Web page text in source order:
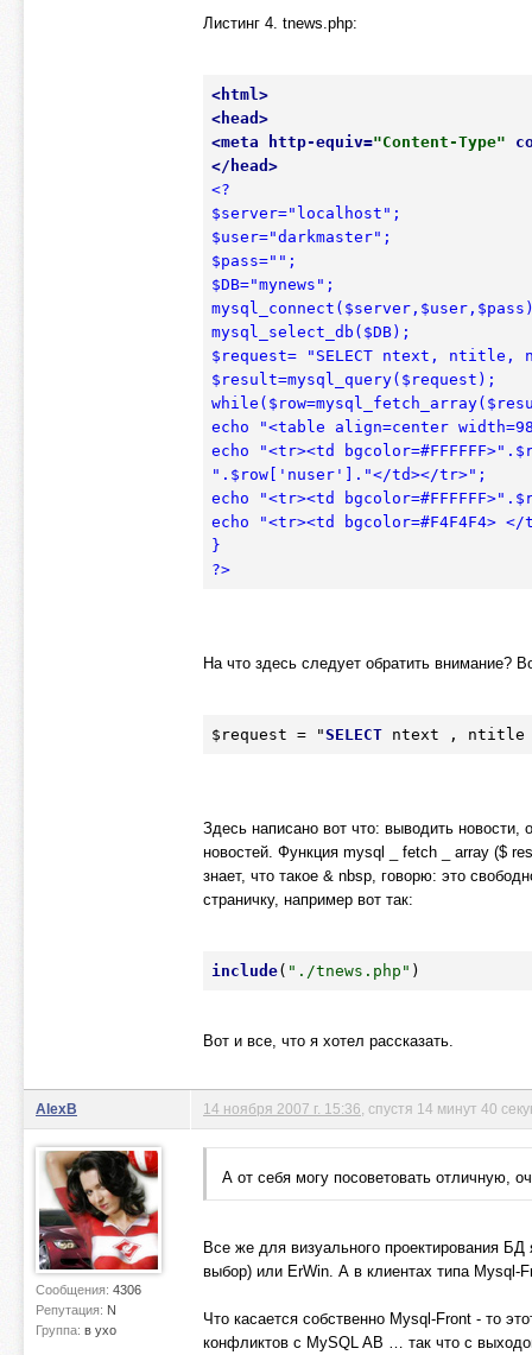
Листинг 4. tnews.php:
<html >
<head >
<meta http-equiv="Content-Type"
</ head >
<?
$server="localhost";
$user="darkmaster";
$pass="";
$DB="mynews";
mysql_select_db($DB);
$request= "SELECT ntext, ntitle,
$result=mysql_query($request);
echo "<table align=center
echo "<tr><td
".$row['nuser']."</td></tr>";
echo "<tr><td
echo "<tr><td bgcolor=#F4F4F4>
}
?>
На что здесь следует обратить внимание?
$request = "SELECT ntext , ntitle
Здесь написано вот что: выводить новости,
новостей. Функция mysql _ fetch _ array ($
знает, что такое & nbsp, говорю: это
страничку, например вот так:
include( "./tnews.php" )
Вот и все, что я хотел рассказать.
AlexB
Сообщения: 4306
Репутация: N
Группа: в ухо
14 ноября 2007 г. 15:36 , спустя 14 минут 40
А от себя могу посоветовать отличную,
Все же для визуального проектирования
выбор) или ErWin. А в клиентах типа Mysql-
Что касается собственно Mysql-Front - то
конфликтов с MySQL AB … так что с